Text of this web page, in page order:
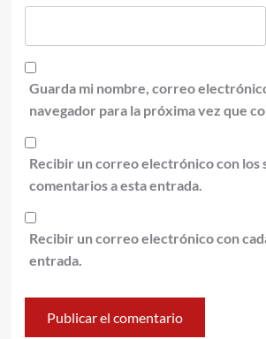
Guarda mi nombre, correo
navegador para la próxima vez que
Recibir un correo electrónico con los
comentarios a esta entrada.
Recibir un correo electrónico con
entrada.